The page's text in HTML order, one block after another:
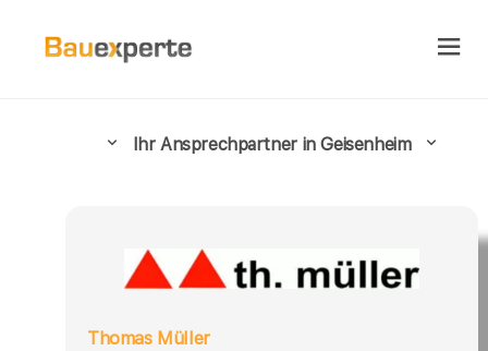
Ihr Ansprechpartner in Geisenheim
Thomas Müller